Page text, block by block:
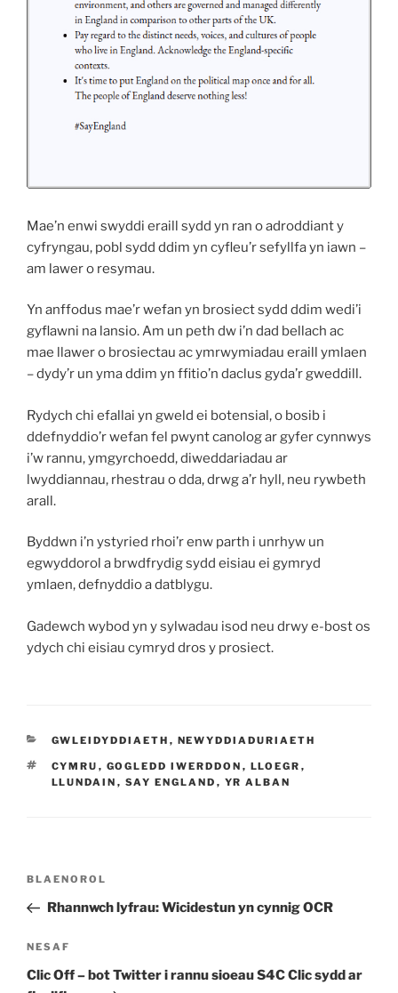
Mae’n enwi swyddi eraill sydd yn ran o adroddiant y
cyfryngau, pobl sydd ddim yn cyfleu’r sefyllfa yn iawn –
am lawer o resymau.
Yn anffodus mae’r wefan yn brosiect sydd ddim wedi’i
gyflawni na lansio. Am un peth dw i’n dad bellach ac
mae llawer o brosiectau ac ymrwymiadau eraill ymlaen
– dydy’r un yma ddim yn ffitio’n daclus gyda’r gweddill.
Rydych chi efallai yn gweld ei botensial, o bosib i
ddefnyddio’r wefan fel pwynt canolog ar gyfer cynnwys
i’w rannu, ymgyrchoedd, diweddariadau ar
lwyddiannau, rhestrau o dda, drwg a’r hyll, neu rywbeth
arall.
Byddwn i’n ystyried rhoi’r enw parth i unrhyw un
egwyddorol a brwdfrydig sydd eisiau ei gymryd
ymlaen, defnyddio a datblygu.
Gadewch wybod yn y sylwadau isod neu drwy e-bost os
ydych chi eisiau cymryd dros y prosiect.
CATEGORÏAU
GWLEIDYDDIAETH , NEWYDDIADURIAETH
TAGIAU
CYMRU , GOGLEDD IWERDDON , LLOEGR ,
LLUNDAIN , SAY ENGLAND , YR ALBAN
Llywio
Cofnod
Blaenorol
BLAENOROL
Rhannwch lyfrau: Wicidestun yn cynnig OCR
Cofnod
Nesaf
NESAF
Clic Off – bot Twitter i rannu sioeau S4C Clic sydd ar